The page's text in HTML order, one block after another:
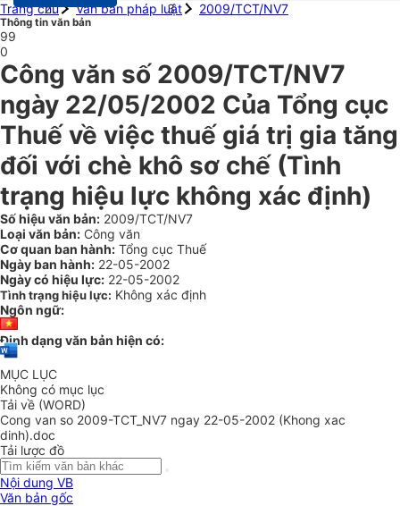
Trang chủ
Văn bản pháp luật 2009/TCT/NV7
Thông tin văn bản
99
0
Công văn số 2009/TCT/NV7
ngày 22/05/2002 Của Tổng cục
Thuế về việc thuế giá trị gia tăng
đối với chè khô sơ chế (Tình
trạng hiệu lực không xác định)
Số hiệu văn bản: 2009/TCT/NV7
Loại văn bản: Công văn
Cơ quan ban hành: Tổng cục Thuế
Ngày ban hành: 22-05-2002
Ngày có hiệu lực: 22-05-2002
Tình trạng hiệu lực: Không xác định
Ngôn ngữ:
Định dạng văn bản hiện có:
MỤC LỤC
Không có mục lục
Tải về (WORD)
Cong van so 2009-TCT_NV7 ngay 22-05-2002 (Khong xac
dinh).doc
Tải lược đồ
Nội dung VB
Văn bản gốc